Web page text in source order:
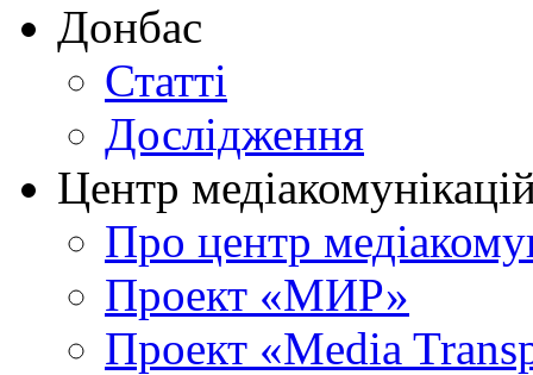
Донбас
Статті
Дослідження
Центр
Про центр
Проект «МИР»
Проект «Media